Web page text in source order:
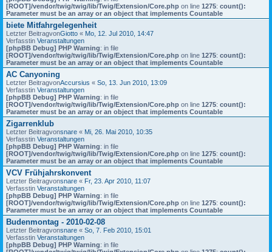
[ROOT]/vendor/twig/twig/lib/Twig/Extension/Core.php on line 1275: count():
Parameter must be an array or an object that implements Countable
biete Mitfahrgelegenheit
Letzter BeitragvonGiotto « Mo, 12. Jul 2010, 14:47
Verfasstin Veranstaltungen
[phpBB Debug] PHP Warning: in file
[ROOT]/vendor/twig/twig/lib/Twig/Extension/Core.php on line 1275: count():
Parameter must be an array or an object that implements Countable
AC Canyoning
Letzter BeitragvonAccursius « So, 13. Jun 2010, 13:09
Verfasstin Veranstaltungen
[phpBB Debug] PHP Warning: in file
[ROOT]/vendor/twig/twig/lib/Twig/Extension/Core.php on line 1275: count():
Parameter must be an array or an object that implements Countable
Zigarrenklub
Letzter Beitragvonsnare « Mi, 26. Mai 2010, 10:35
Verfasstin Veranstaltungen
[phpBB Debug] PHP Warning: in file
[ROOT]/vendor/twig/twig/lib/Twig/Extension/Core.php on line 1275: count():
Parameter must be an array or an object that implements Countable
VCV Frühjahrskonvent
Letzter Beitragvonsnare « Fr, 23. Apr 2010, 11:07
Verfasstin Veranstaltungen
[phpBB Debug] PHP Warning: in file
[ROOT]/vendor/twig/twig/lib/Twig/Extension/Core.php on line 1275: count():
Parameter must be an array or an object that implements Countable
Budenmontag - 2010-02-08
Letzter Beitragvonsnare « So, 7. Feb 2010, 15:01
Verfasstin Veranstaltungen
[phpBB Debug] PHP Warning: in file